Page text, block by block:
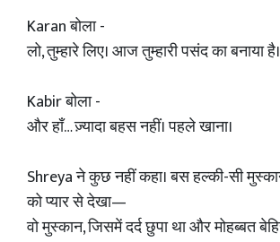
Karan बोला -
लो, तुम्हारे लिए। आज तुम्हारी पसंद का बनाया है।
Kabir बोला -
और हाँ… ज़्यादा बहस नहीं। पहले खाना।
Shreya ने कुछ नहीं कहा। बस हल्की-सी
को प्यार से देखा—
वो मुस्कान, जिसमें दर्द छुपा था और मोहब्बत